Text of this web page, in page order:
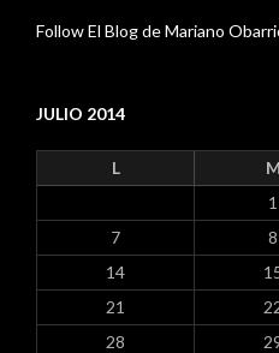
Follow El Blog de Mariano
JULIO 2014
L M
1
7
8
14
21
28